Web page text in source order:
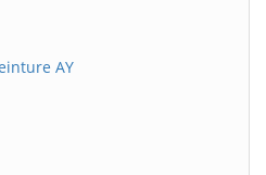
AY